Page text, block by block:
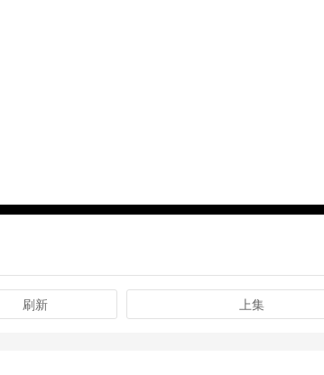
刷新 上集